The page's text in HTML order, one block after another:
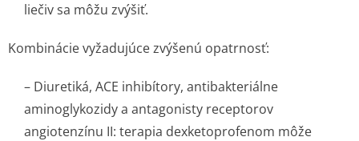
liečiv sa môžu zvýšiť.
Kombinácie vyžadujúce zvýšenú opatrnosť:
– Diuretiká, ACE inhibítory, antibakteriálne
aminoglykozidy a antagonisty receptorov
angiotenzínu II: terapia dexketoprofenom môže